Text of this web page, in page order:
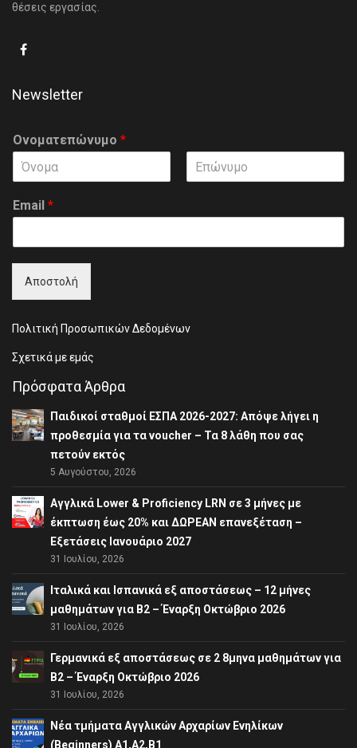
θέσεις εργασίας.
Newsletter
Ονοματεπώνυμο *
i
rEmail *
Αποστολή
Πολιτική Προσωπικών Δεδομένων
Σχετικά με εμάς
Πρόσφατα Άρθρα
Παιδικοί σταθμοί ΕΣΠΑ 2026-2027: Απόψε λήγει η
προθεσμία για τα voucher – Τα 8 λάθη που σας
πετούν εκτός
5 Αυγούστου, 2026
Αγγλικά Lower & Proficiency LRN σε 3 μήνες με
έκπτωση έως 20% και ΔΩΡΕΑΝ επανεξέταση –
Εξετάσεις Ιανουάριο 2027
31 Ιουλίου, 2026
Ιταλικά και Ισπανικά εξ αποστάσεως – 12 μήνες
μαθημάτων για B2 – Έναρξη Οκτώβριο 2026
31 Ιουλίου, 2026
Γερμανικά εξ αποστάσεως σε 2 8μηνα μαθημάτων για
Β2 – Έναρξη Οκτώβριο 2026
31 Ιουλίου, 2026
Νέα τμήματα Αγγλικών Αρχαρίων Ενηλίκων
(Beginners) A1,A2,B1